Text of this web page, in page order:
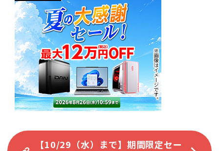
【10/29（水）まで】期間限定セー